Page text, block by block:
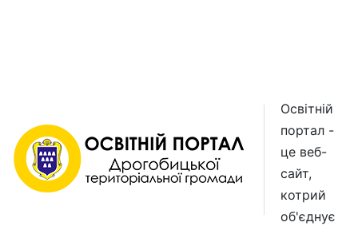
Освітній
портал -
це веб-
сайт,
котрий
об'єднує